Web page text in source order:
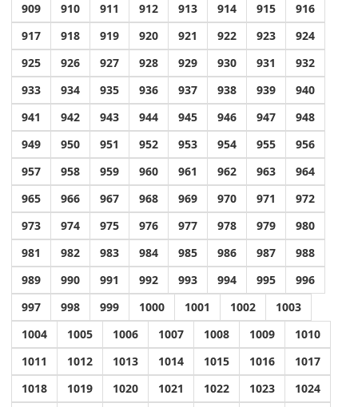
909
910 911 912 913 914 915
916
917
918 919 920 921 922 923
924
925
926 927 928 929 930 931
932
933
934 935 936 937 938 939
940
941
942 943 944 945 946 947
948
949
950 951 952 953 954 955
956
957
958 959 960 961 962 963
964
965
966 967 968 969 970 971
972
973
974 975 976 977 978 979
980
981
982 983 984 985 986 987
988
989
990 991 992 993 994 995
996
997
998 999 1000 1001 1002
1003
1004
1005 1006 1007 1008 1009
1010
1011
1012 1013 1014 1015 1016
1017
1018
1019 1020 1021 1022 1023
1024